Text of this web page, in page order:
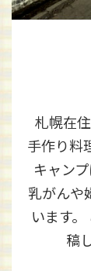
札幌在
手作り料
キャン
乳がんや
います
稿